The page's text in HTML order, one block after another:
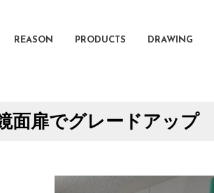
REASON PRODUCTS DRAWING
面扉でグレードアップ